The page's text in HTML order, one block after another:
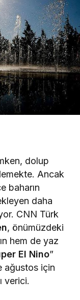
dolup
Ancak
baharın
daha
CNN Türk
, önümüzdeki
hem de yaz
El Nino”
ağustos için
verici.